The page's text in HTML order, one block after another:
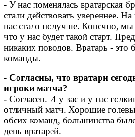
- У нас поменялась вратарская
стали действовать увереннее.
нас стало получше. Конечно, мы
что у нас будет такой старт.
никаких поводов. Вратарь - это
команды.
- Согласны, что вратари
игроки матча?
- Согласен. И у вас и у нас
отличный матч. Хорошие
обеих команд, большинства
день вратарей.